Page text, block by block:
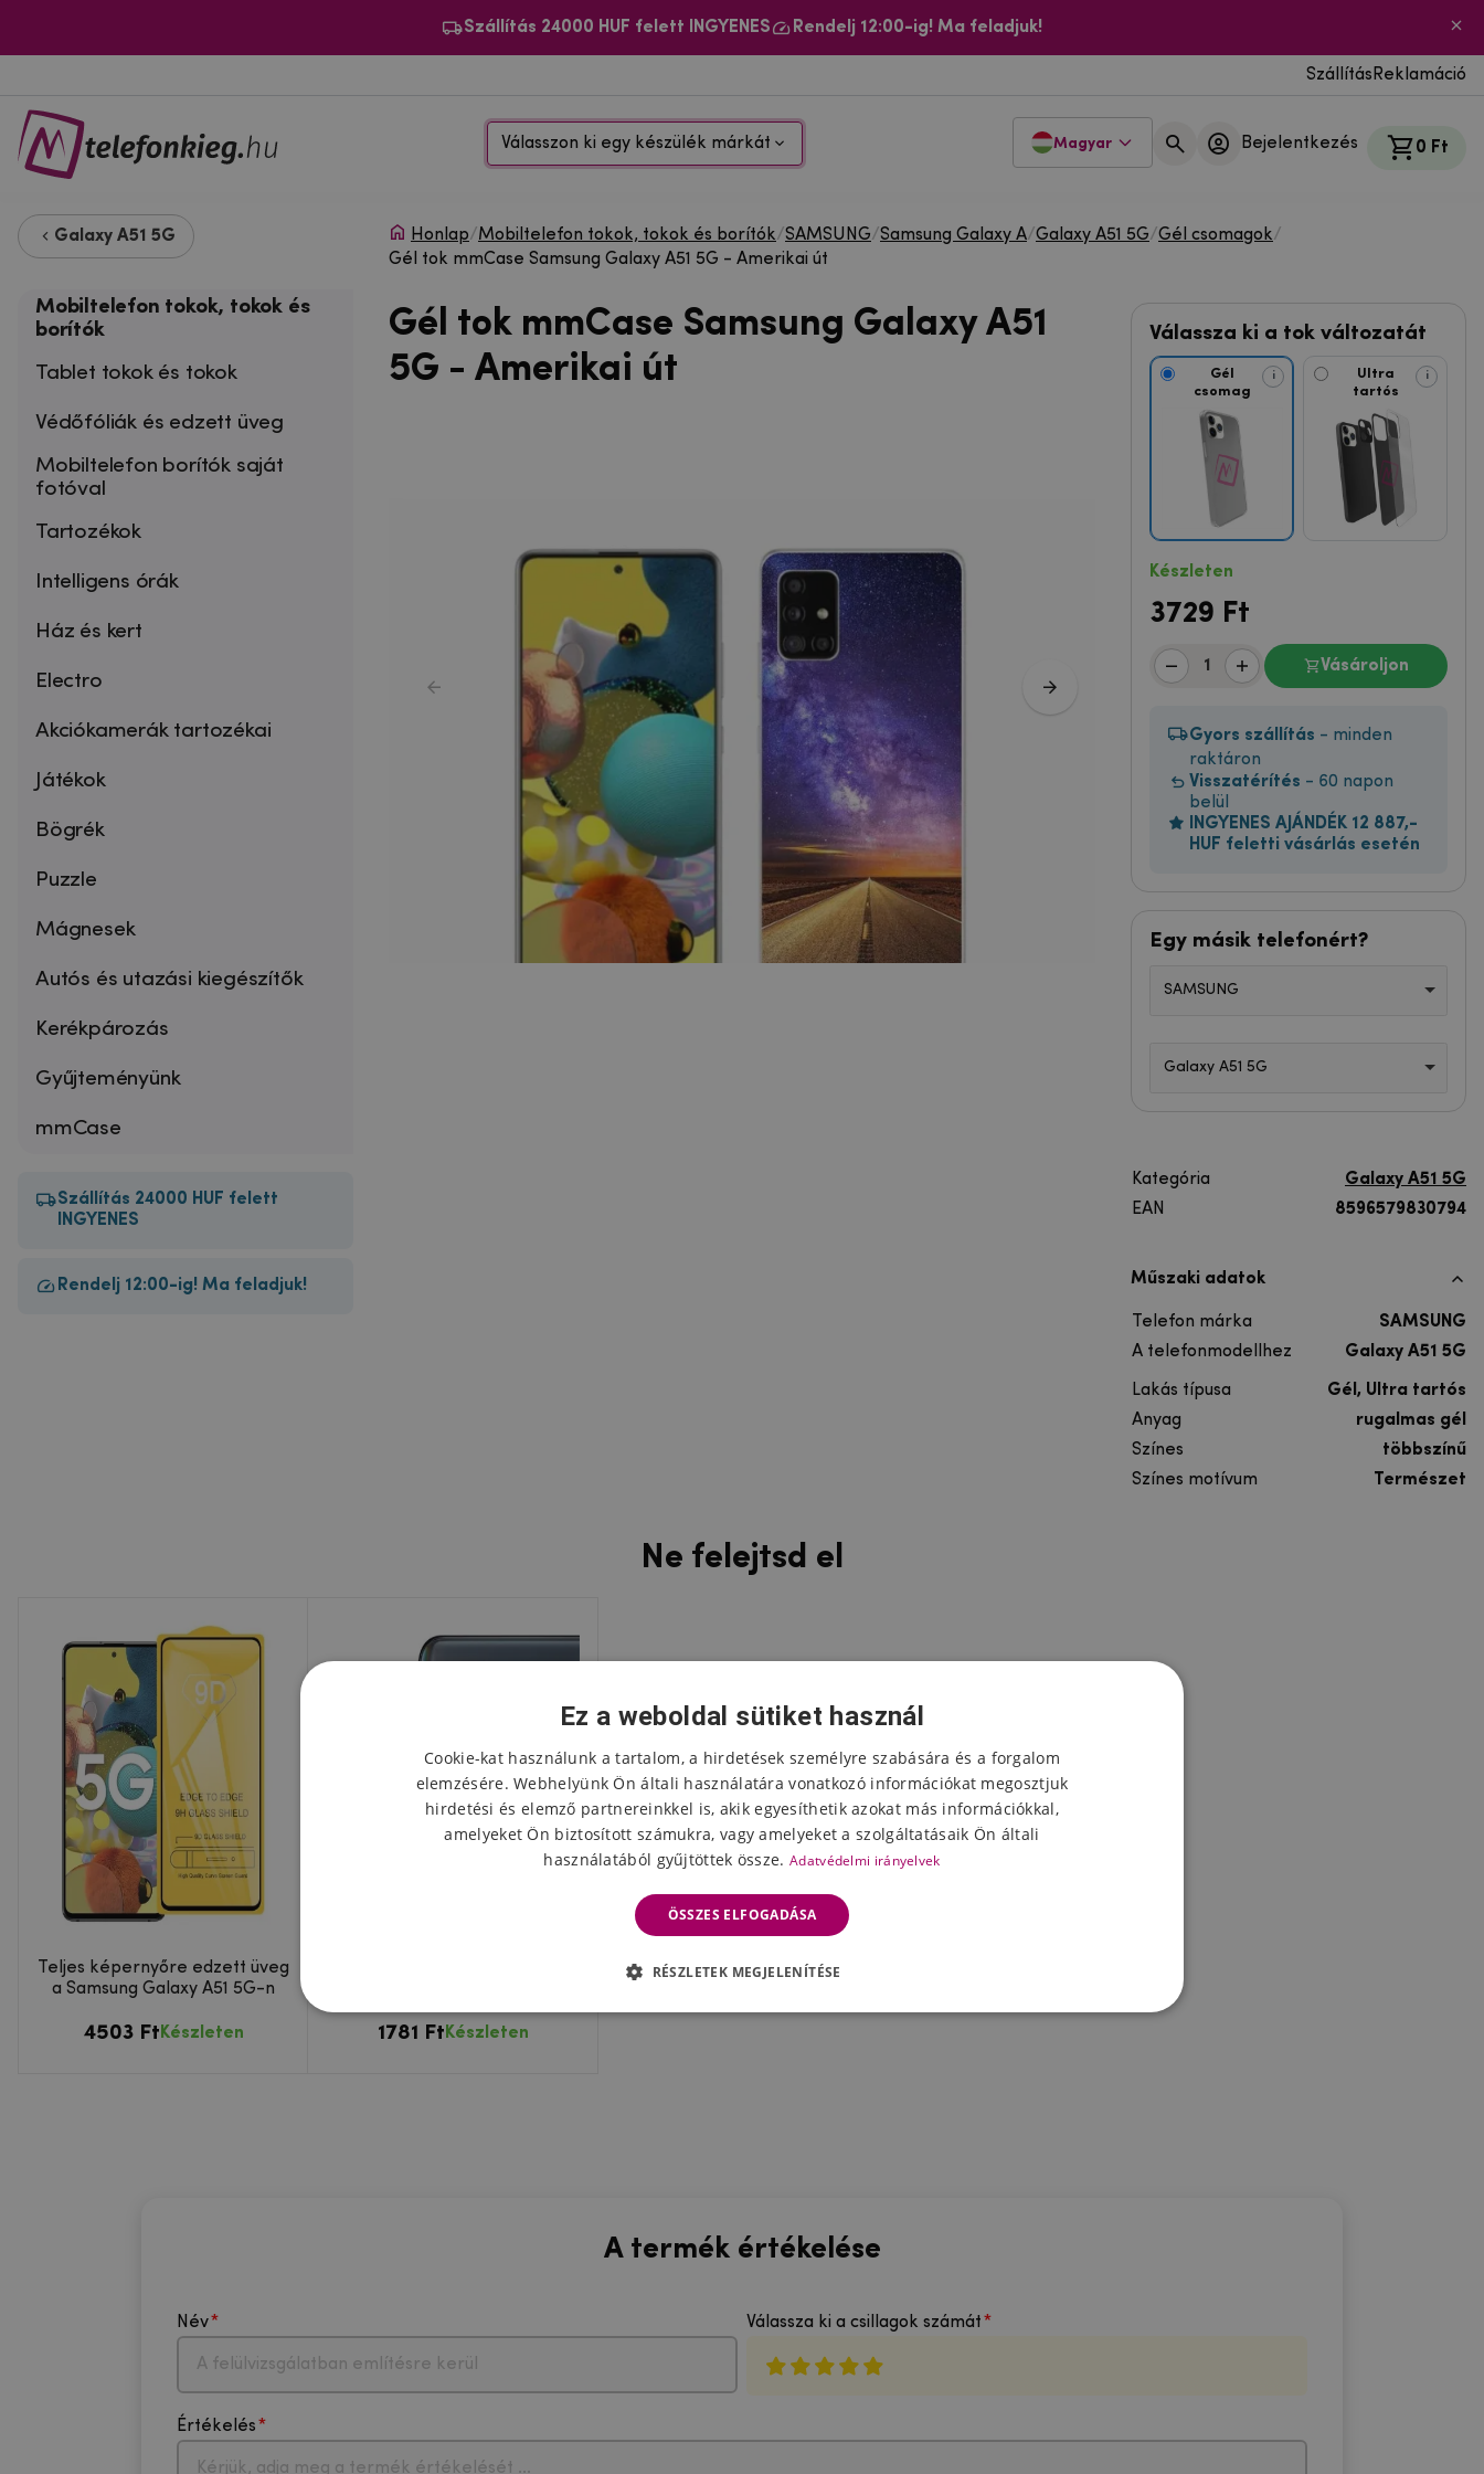
Szállítás 24000 HUF felett INGYENES Rendelj 12:00-ig! Ma feladjuk!
Szállítás Reklamáció
Válasszon ki egy készülék márkát Magyar Bejelentkezés 0 Ft
Galaxy A51 5G
Mobiltelefon tokok, tokok és
borítók
Tablet tokok és tokok
Védőfóliák és edzett üveg
Mobiltelefon borítók saját
fotóval
Tartozékok
Intelligens órák
Ház és kert
Electro
Akciókamerák tartozékai
Játékok
Bögrék
Puzzle
Mágnesek
Autós és utazási kiegészítők
Kerékpározás
Gyűjteményünk
mmCase
Szállítás 24000 HUF felett
INGYENES
Rendelj 12:00-ig! Ma feladjuk!
Honlap/Mobiltelefon tokok, tokok és borítók/SAMSUNG/Samsung Galaxy A/Galaxy A51 5G/Gél csomagok/
Gél tok mmCase Samsung Galaxy A51 5G - Amerikai út
Gél tok mmCase Samsung Galaxy A51
5G - Amerikai út
Válassza ki a tok változatát
Gél
csomag
i
Ultra
tartós
i
Készleten
3729 Ft
Vásároljon
Gyors szállítás - minden
raktáron
Visszatérítés - 60 napon
belül
INGYENES AJÁNDÉK 12 887,-
HUF feletti vásárlás esetén
Egy másik telefonért?
SAMSUNG
Galaxy A51 5G
Kategória
Galaxy A51 5G
EAN
8596579830794
Műszaki adatok
Telefon márka
SAMSUNG
A telefonmodellhez
Galaxy A51 5G
Lakás típusa
Gél, Ultra tartós
Anyag
rugalmas gél
Színes
többszínű
Színes motívum
Természet
Ne felejtsd el
Teljes képernyőre edzett üveg
a Samsung Galaxy A51 5G-n
4503 Ft Készleten
készülékhez
1781 Ft Készleten
A termék értékelése
Név Válassza ki a csillagok számát
Értékelés
Ez a weboldal sütiket használ
Cookie-kat használunk a tartalom, a hirdetések személyre szabására és a forgalom
elemzésére. Webhelyünk Ön általi használatára vonatkozó információkat megosztjuk
hirdetési és elemző partnereinkkel is, akik egyesíthetik azokat más információkkal,
amelyeket Ön biztosított számukra, vagy amelyeket a szolgáltatásaik Ön általi
használatából gyűjtöttek össze. Adatvédelmi irányelvek
ÖSSZES ELFOGADÁSA
RÉSZLETEK MEGJELENÍTÉSE